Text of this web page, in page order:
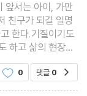
앞서는 아이, 가만
친구가 되길 일명
한다.기질이기도
하고 삶의 현장에
른 양상을 보일 듯
는 지 예측 불가능
사용해서 대결 구
0 댓글 0